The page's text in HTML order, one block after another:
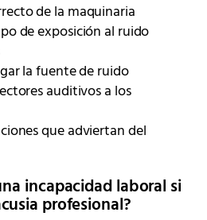
de la maquinaria
de exposición al ruido
la fuente de ruido
auditivos a los
que adviertan del
incapacidad laboral si
profesional?